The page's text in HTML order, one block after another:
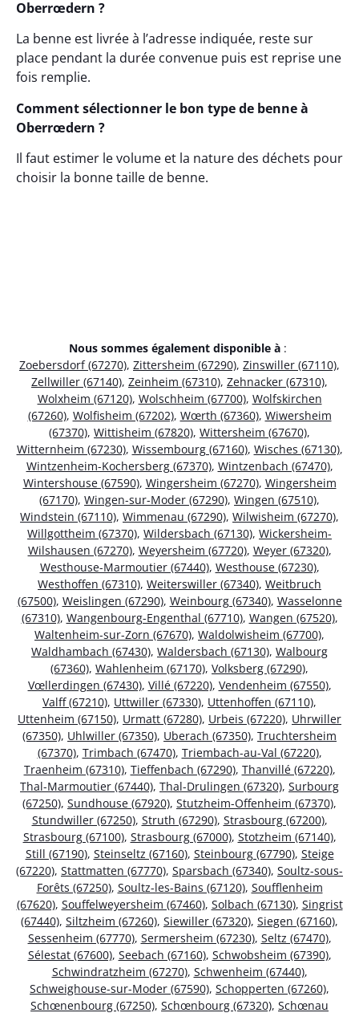
Oberrœdern ?
La benne est livrée à l’adresse indiquée, reste sur
place pendant la durée convenue puis est reprise une
fois remplie.
Comment sélectionner le bon type de benne à
Oberrœdern ?
Il faut estimer le volume et la nature des déchets pour
choisir la bonne taille de benne.
Nous sommes également disponible à :
Zoebersdorf (67270), Zittersheim (67290), Zinswiller (67110),
Zellwiller (67140), Zeinheim (67310), Zehnacker (67310),
Wolxheim (67120), Wolschheim (67700), Wolfskirchen
(67260), Wolfisheim (67202), Wœrth (67360), Wiwersheim
(67370), Wittisheim (67820), Wittersheim (67670),
Witternheim (67230), Wissembourg (67160), Wisches (67130),
Wintzenheim-Kochersberg (67370), Wintzenbach (67470),
Wintershouse (67590), Wingersheim (67270), Wingersheim
(67170), Wingen-sur-Moder (67290), Wingen (67510),
Windstein (67110), Wimmenau (67290), Wilwisheim (67270),
Willgottheim (67370), Wildersbach (67130), Wickersheim-
Wilshausen (67270), Weyersheim (67720), Weyer (67320),
Westhouse-Marmoutier (67440), Westhouse (67230),
Westhoffen (67310), Weiterswiller (67340), Weitbruch
(67500), Weislingen (67290), Weinbourg (67340), Wasselonne
(67310), Wangenbourg-Engenthal (67710), Wangen (67520),
Waltenheim-sur-Zorn (67670), Waldolwisheim (67700),
Waldhambach (67430), Waldersbach (67130), Walbourg
(67360), Wahlenheim (67170), Volksberg (67290),
Vœllerdingen (67430), Villé (67220), Vendenheim (67550),
Valff (67210), Uttwiller (67330), Uttenhoffen (67110),
Uttenheim (67150), Urmatt (67280), Urbeis (67220), Uhrwiller
(67350), Uhlwiller (67350), Uberach (67350), Truchtersheim
(67370), Trimbach (67470), Triembach-au-Val (67220),
Traenheim (67310), Tieffenbach (67290), Thanvillé (67220),
Thal-Marmoutier (67440), Thal-Drulingen (67320), Surbourg
(67250), Sundhouse (67920), Stutzheim-Offenheim (67370),
Stundwiller (67250), Struth (67290), Strasbourg (67200),
Strasbourg (67100), Strasbourg (67000), Stotzheim (67140),
Still (67190), Steinseltz (67160), Steinbourg (67790), Steige
(67220), Stattmatten (67770), Sparsbach (67340), Soultz-sous-
Forêts (67250), Soultz-les-Bains (67120), Soufflenheim
(67620), Souffelweyersheim (67460), Solbach (67130), Singrist
(67440), Siltzheim (67260), Siewiller (67320), Siegen (67160),
Sessenheim (67770), Sermersheim (67230), Seltz (67470),
Sélestat (67600), Seebach (67160), Schwobsheim (67390),
Schwindratzheim (67270), Schwenheim (67440),
Schweighouse-sur-Moder (67590), Schopperten (67260),
Schœnenbourg (67250), Schœnbourg (67320), Schœnau